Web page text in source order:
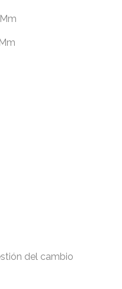
del cambio